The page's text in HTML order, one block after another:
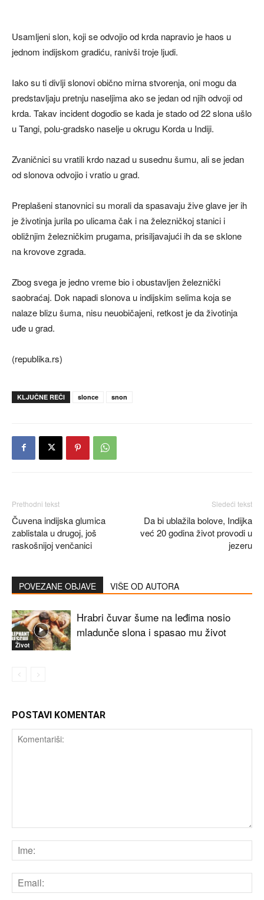
Usamljeni slon, koji se odvojio od krda napravio je haos u
jednom indijskom gradiću, ranivši troje ljudi.
Iako su ti divlji slonovi obično mirna stvorenja, oni mogu da
predstavljaju pretnju naseljima ako se jedan od njih odvoji od
krda. Takav incident dogodio se kada je stado od 22 slona ušlo
u Tangi, polu-gradsko naselje u okrugu Korda u Indiji.
Zvaničnici su vratili krdo nazad u susednu šumu, ali se jedan
od slonova odvojio i vratio u grad.
Preplašeni stanovnici su morali da spasavaju žive glave jer ih
je životinja jurila po ulicama čak i na železničkoj stanici i
obližnjim železničkim prugama, prisiljavajući ih da se sklone
na krovove zgrada.
Zbog svega je jedno vreme bio i obustavljen železnički
saobraćaj. Dok napadi slonova u indijskim selima koja se
nalaze blizu šuma, nisu neuobičajeni, retkost je da životinja
uđe u grad.
(republika.rs)
KLJUČNE REČI slonce snon
Prethodni tekst
Čuvena indijska glumica
zablistala u drugoj, još
raskošnijoj venčanici
Sledeći tekst
Da bi ublažila bolove, Indijka
već 20 godina život provodi u
jezeru
POVEZANE OBJAVE VIŠE OD AUTORA
Život
Hrabri čuvar šume na leđima nosio
mladunče slona i spasao mu život
POSTAVI KOMENTAR